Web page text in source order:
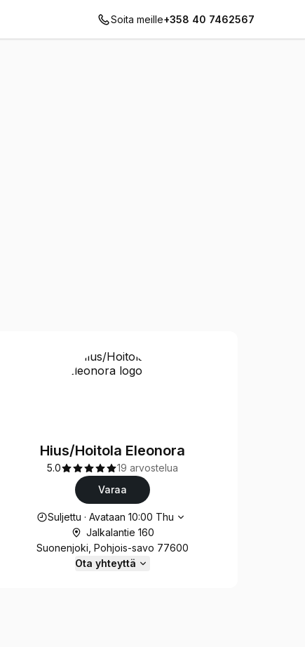
Soita meille+358 40 7462567
Hius/Hoitola Eleonora
5.0
19 arvostelua
Varaa
Aukioloajat
Suljettu ·Avataan 10:00 Thu
Jalkalantie 160
Suonenjoki, Pohjois-savo 77600
Ota yhteyttä